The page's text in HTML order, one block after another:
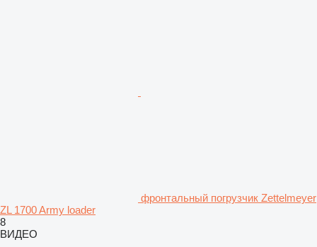
фронтальный погрузчик Zettelmeyer
ZL 1700 Army loader
8
ВИДЕО